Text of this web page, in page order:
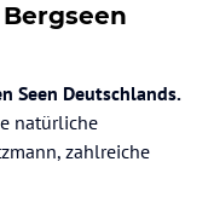
Seen Deutschlands.
natürliche
zahlreiche